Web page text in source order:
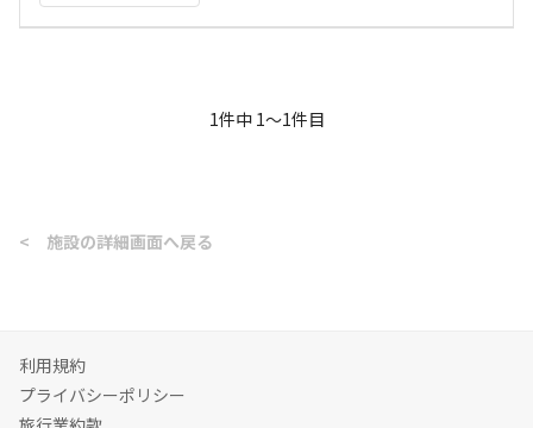
1件中 1〜1件目
< 施設の詳細画面へ戻る
利用規約
プライバシーポリシー